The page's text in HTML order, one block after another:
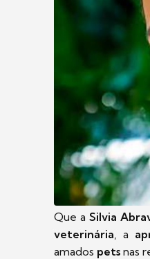
Que aSilvia
veterinária , a
amados pets nas